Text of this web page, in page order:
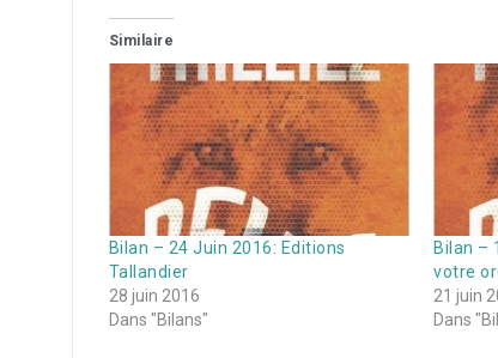
Similaire
Bilan – 24 Juin 2016: Editions
Tallandier
28 juin 2016
Dans "Bilans"
Bilan –
votre
21 juin
Dans